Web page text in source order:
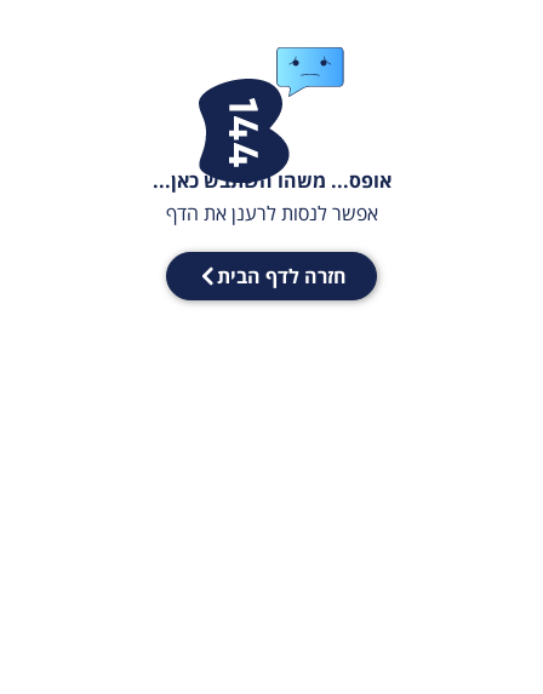
אופס... משהו השתבש כאן...
אפשר לנסות לרענן את הדף
חזרה לדף הבית